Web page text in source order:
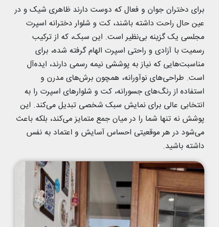
برای دختران جوان و فعال که دوست دارند ظاهری شیک و در
عین حال راحت داشته باشند، کت و شلوار دخترانه اسپرت
مجلسی یک گزینه بی‌نظیر است. این سبک، که از ترکیب
رسمیت با آزادی و راحتی اسپرت الهام گرفته شده، برای
مناسبت‌هایی که نیاز به پوششی نیمه رسمی دارند، ایده‌آل
است. طراحی‌های نوآورانه، همچون برش‌های مدرن و
استفاده از رنگ‌های جسورانه، کت و شلوارهای اسپرت را به
انتخابی عالی برای نمایش سبک شخصی تبدیل می‌کند. این
پوشش نه تنها شما را در میان جمع متمایز می‌کند، بلکه باعث
می‌شود در هر موقعیتی احساس آسایش و اعتماد به نفس
داشته باشید.